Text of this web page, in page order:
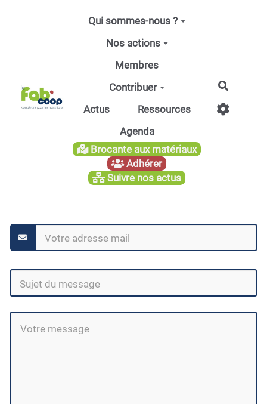
Aller au contenu principal
Qui sommes-nous ?
Nos actions
Membres
Contribuer
Actus
Ressources
Agenda
Brocante aux matériaux
Adhérer
Suivre nos actus